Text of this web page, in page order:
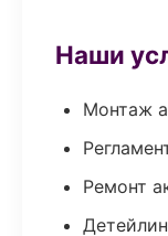
Наши
Монтаж
Ремонт